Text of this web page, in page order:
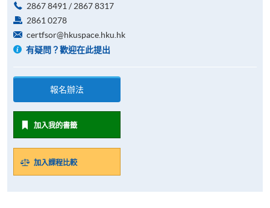
2867 8491 / 2867 8317
2861 0278
certfsor@hkuspace.hku.hk
有疑問？歡迎在此提出
報名辦法
加入我的書籤
加入課程比較